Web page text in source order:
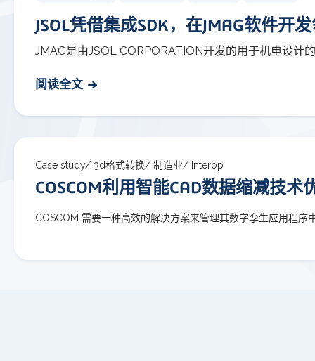
JSOL凭借集成SDK，在JMAG软件开
JMAG是由JSOL CORPORATION开发的用于机电设计
阅读全文
Case study/ 3d格式转换/ 制造业/ Interop
COSCOM利用智能CAD数据缩减技术
COSCOM 需要一种高效的解决方案来管理其数字孪生应用程